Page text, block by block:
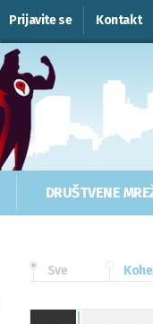
Prijavite se Kontakt
DRUŠTVENE
Sve